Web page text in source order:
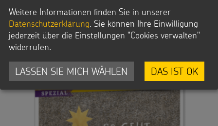
VIDEOS JETZT ANSEHEN!
STERNSINGEN:
SO
GEHT'S!
Weitere Informationen finden Sie in unserer
Datenschutzerklärung. Sie können Ihre Einwilligung
jederzeit über die Einstellungen "Cookies verwalten"
widerrufen.
LASSEN SIE MICH WÄHLEN DAS IST OK